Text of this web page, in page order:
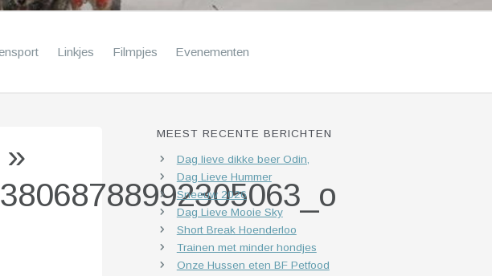
Linkjes Filmpjes Evenementen
»
MEEST RECENTE BERICHTEN
Dag lieve dikke beer Odin,
Dag Lieve Hummer
Sneeuw 2026
Dag Lieve Mooie Sky
Short Break Hoenderloo
Trainen met minder hondjes
Onze Hussen eten BF Petfood